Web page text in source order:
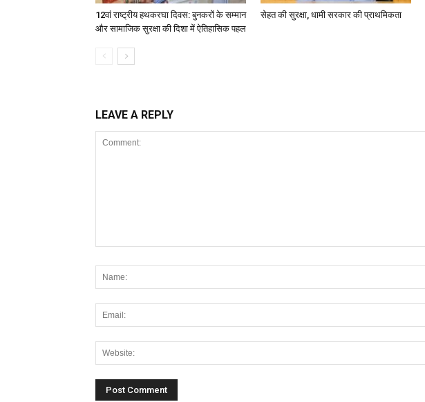
12वां राष्ट्रीय हथकरघा दिवस: बुनकरों के सम्मान
और सामाजिक सुरक्षा की दिशा में ऐतिहासिक पहल
सेहत की सुरक्षा, धामी सरकार की प्राथमिकता
LEAVE A REPLY